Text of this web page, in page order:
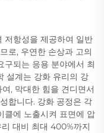
저항성을 제공하여 일반
로, 우연한 손상과 고의
구되는 응용 분야에서 최
설계는 강화 유리의 강
, 막대한 힘을 견디면서
합니다. 강화 공정은 각
클에 노출시켜 표면에 압
대비 최대 400%까지